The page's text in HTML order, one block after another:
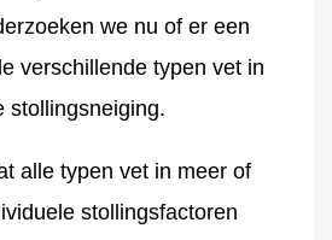
we nu of er een
verschillende typen vet in
stollingsneiging.
alle typen vet in meer of
stollingsfactoren